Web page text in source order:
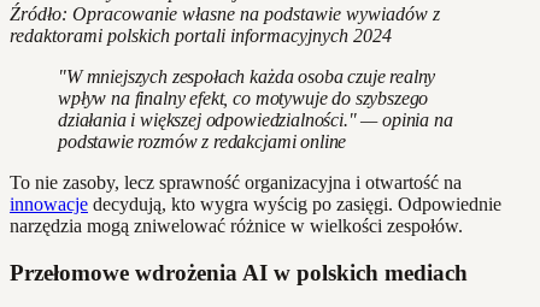
Źródło: Opracowanie własne na podstawie wywiadów z
redaktorami polskich portali informacyjnych 2024
"W mniejszych zespołach każda osoba czuje realny
wpływ na finalny efekt, co motywuje do szybszego
działania i większej odpowiedzialności." — opinia na
podstawie rozmów z redakcjami online
To nie zasoby, lecz sprawność organizacyjna i otwartość na
innowacje decydują, kto wygra wyścig po zasięgi. Odpowiednie
narzędzia mogą zniwelować różnice w wielkości zespołów.
Przełomowe wdrożenia AI w polskich mediach